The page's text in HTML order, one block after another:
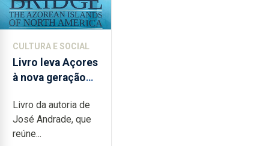
CULTURA E SOCIAL
Livro leva Açores
à nova geração
Livro da autoria de
José Andrade, que
reúne...